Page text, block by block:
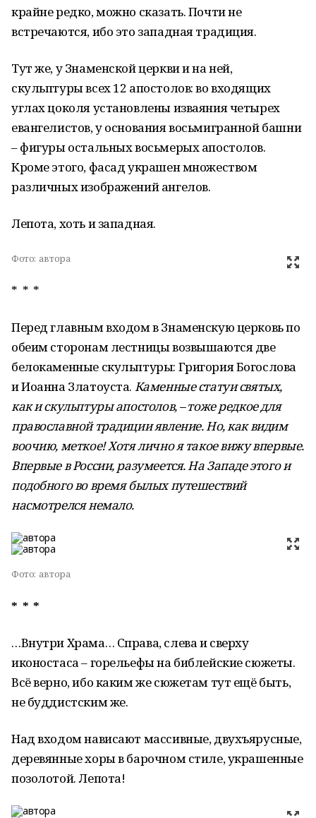
крайне редко, можно сказать. Почти не
встречаются, ибо это западная традиция.
Тут же, у Знаменской церкви и на ней,
скульптуры всех 12 апостолов: во входящих
углах цоколя установлены изваяния четырех
евангелистов, у основания восьмигранной башни
– фигуры остальных восьмерых апостолов.
Кроме этого, фасад украшен множеством
различных изображений ангелов.
Лепота, хоть и западная.
Фото: автора
* * *
Перед главным входом в Знаменскую церковь по
обеим сторонам лестницы возвышаются две
белокаменные скульптуры: Григория Богослова
и Иоанна Златоуста. Каменные статуи святых,
как и скульптуры апостолов, – тоже редкое для
православной традиции явление. Но, как видим
воочию, меткое! Хотя лично я такое вижу впервые.
Впервые в России, разумеется. На Западе этого и
подобного во время былых путешествий
насмотрелся немало.
Фото: автора
* * *
…Внутри Храма… Справа, слева и сверху
иконостаса – горельефы на библейские сюжеты.
Всё верно, ибо каким же сюжетам тут ещё быть,
не буддистским же.
Над входом нависают массивные, двухъярусные,
деревянные хоры в барочном стиле, украшенные
позолотой. Лепота!